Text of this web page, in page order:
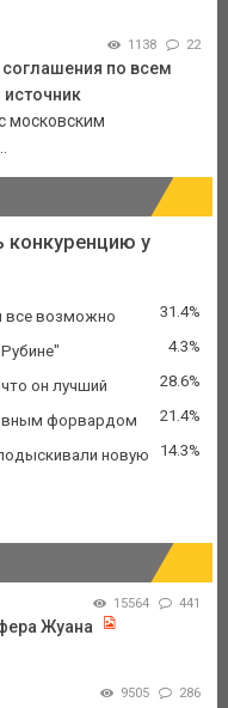
1138 22
соглашения по всем
московским
конкуренцию у
все возможно 31.4%
4.3%
он лучший 28.6%
форвардом 21.4%
новую
14.3%
15564 441
Жуана
9505 286